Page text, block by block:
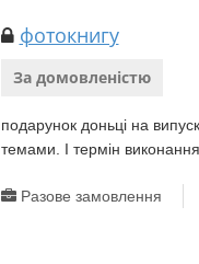
фотокнигу
За домовленістю
подарунок доньці на
темами. І термін
Разове замовлення